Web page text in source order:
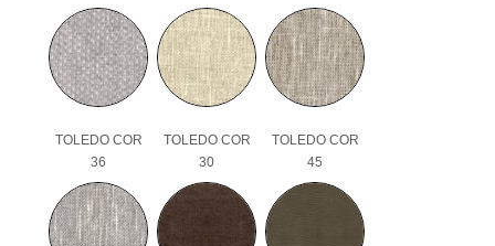
TOLEDO COR
36
TOLEDO COR
30
TOLEDO COR
45